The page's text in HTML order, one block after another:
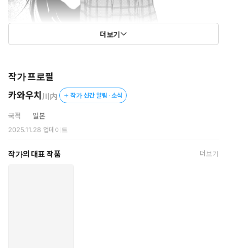
더보기
작가 프로필
카와우치 川内 작가 신간 알림 · 소식
국적 일본
2025.11.28 업데이트
작가의 대표 작품 더보기